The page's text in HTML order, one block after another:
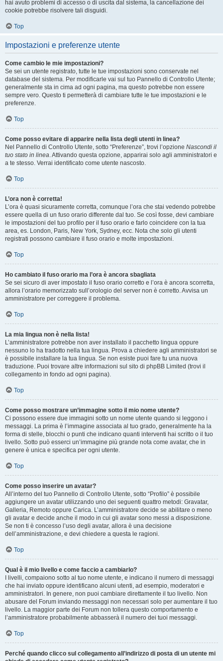
hai avuto problemi di accesso o di uscita dal sistema, la cancellazione dei
cookie potrebbe risolvere tali disguidi.
Top
Impostazioni e preferenze utente
Come cambio le mie impostazioni?
Se sei un utente registrato, tutte le tue impostazioni sono conservate nel
database del sistema. Per modificarle vai sul tuo Pannello di Controllo Utente;
generalmente sta in cima ad ogni pagina, ma questo potrebbe non essere
sempre vero. Questo ti permetterà di cambiare tutte le tue impostazioni e le
preferenze.
Top
Come posso evitare di apparire nella lista degli utenti in linea?
Nel Pannello di Controllo Utente, sotto “Preferenze”, trovi l’opzione Nascondi il
tuo stato in linea. Attivando questa opzione, apparirai solo agli amministratori e
a te stesso. Verrai identificato come utente nascosto.
Top
L’ora non è corretta!
L’ora è quasi sicuramente corretta, comunque l’ora che stai vedendo potrebbe
essere quella di un fuso orario differente dal tuo. Se così fosse, devi cambiare
le impostazioni del tuo profilo per il fuso orario e farlo coincidere con la tua
area, es. London, Paris, New York, Sydney, ecc. Nota che solo gli utenti
registrati possono cambiare il fuso orario e molte impostazioni.
Top
Ho cambiato il fuso orario ma l’ora è ancora sbagliata
Se sei sicuro di aver impostato il fuso orario corretto e l’ora è ancora scorretta,
allora l’orario memorizzato sull’orologio del server non è corretto. Avvisa un
amministratore per correggere il problema.
Top
La mia lingua non è nella lista!
L’amministratore potrebbe non aver installato il pacchetto lingua oppure
nessuno lo ha tradotto nella tua lingua. Prova a chiedere agli amministratori se
è possibile installare la tua lingua. Se non esiste puoi fare tu una nuova
traduzione. Puoi trovare altre informazioni sul sito di phpBB Limited (trovi il
collegamento in fondo ad ogni pagina).
Top
Come posso mostrare un’immagine sotto il mio nome utente?
Ci possono essere due immagini sotto un nome utente quando si leggono i
messaggi. La prima è l’immagine associata al tuo grado, generalmente ha la
forma di stelle, blocchi o punti che indicano quanti interventi hai scritto o il tuo
livello. Sotto può esserci un’immagine più grande nota come avatar, che in
genere è unica e specifica per ogni utente.
Top
Come posso inserire un avatar?
All’interno del tuo Pannello di Controllo Utente, sotto “Profilo” è possibile
aggiungere un avatar utilizzando uno dei seguenti quattro metodi: Gravatar,
Galleria, Remoto oppure Carica. L’amministratore decide se abilitare o meno
gli avatar e decide anche il modo in cui gli avatar sono messi a disposizione.
Se non ti è concesso l’uso degli avatar, allora è una decisione
dell’amministrazione, e devi chiedere a questa le ragioni.
Top
Qual è il mio livello e come faccio a cambiarlo?
I livelli, compaiono sotto al tuo nome utente, e indicano il numero di messaggi
che hai inviato oppure identificano alcuni utenti, ad esempio, moderatori e
amministratori. In genere, non puoi cambiare direttamente il tuo livello. Non
abusare del Forum inviando messaggi non necessari solo per aumentare il tuo
livello. La maggior parte dei Forum non tollera questo comportamento e
l’amministratore probabilmente abbasserà il numero dei tuoi messaggi.
Top
Perché quando clicco sul collegamento all’indirizzo di posta di un utente mi